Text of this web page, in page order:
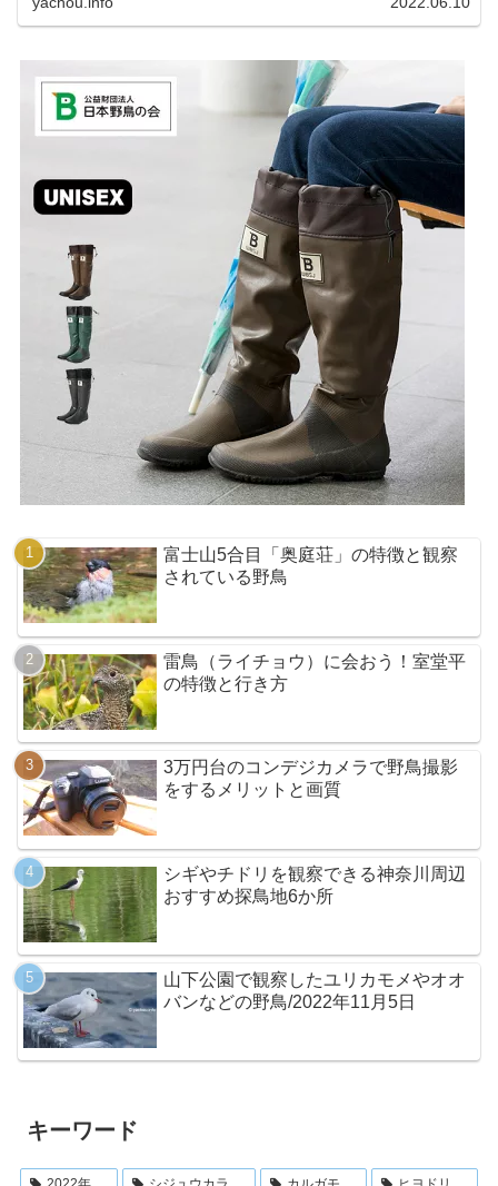
が、相棒がオリンパス「OM-1」を使い始めたと
ころ、同じ被写体で...
富士山5合目「奥庭荘」の特徴と観察
されている野鳥
雷鳥（ライチョウ）に会おう！室堂平
の特徴と行き方
3万円台のコンデジカメラで野鳥撮影
をするメリットと画質
シギやチドリを観察できる神奈川周辺
おすすめ探鳥地6か所
山下公園で観察したユリカモメやオオ
バンなどの野鳥/2022年11月5日
キーワード